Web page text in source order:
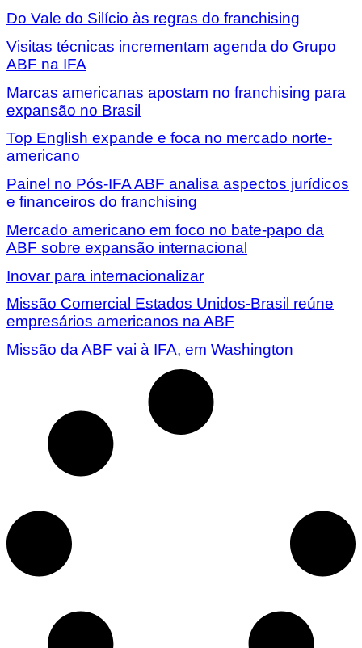
Do Vale do Silício às regras do franchising
Visitas técnicas incrementam agenda do Grupo
ABF na IFA
Marcas americanas apostam no franchising para
expansão no Brasil
Top English expande e foca no mercado norte-
americano
Painel no Pós-IFA ABF analisa aspectos jurídicos
e financeiros do franchising
Mercado americano em foco no bate-papo da
ABF sobre expansão internacional
Inovar para internacionalizar
Missão Comercial Estados Unidos-Brasil reúne
empresários americanos na ABF
Missão da ABF vai à IFA, em Washington